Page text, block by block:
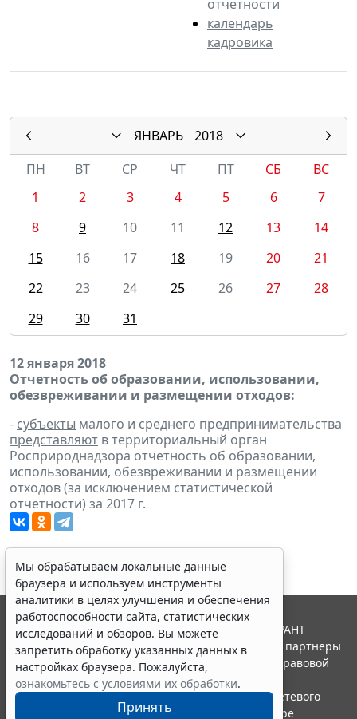
отчетности
календарь
кадровика
ЯНВАРЬ
2018
ПН
ВТ СР ЧТ ПТ СБ
ВС
1
2 3 4 5 6
7
8
9 10 11 12 13
14
15
16 17 18 19 20
21
22
23 24 25 26 27
28
29
30 31
12 января 2018
Отчетность об образовании, использовании,
обезвреживании и размещении отходов:
- субъекты малого и среднего предпринимательства
представляют в территориальный орган
Росприроднадзора отчетность об образовании,
использовании, обезвреживании и размещении
отходов (за исключением статистической
отчетности) за 2017 г.
Мы обрабатываем локальные данные
браузера и используем инструменты
аналитики в целях улучшения и обеспечения
работоспособности сайта, статистических
исследований и обзоров. Вы можете
запретить обработку указанных данных в
настройках браузера. Пожалуйста,
ознакомьтесь с условиями их обработки.
Принять
© ООО "НПП "ГАРАНТ-СЕРВИС", 2026. Система ГАРАНТ
выпускается с 1990 года. Компания "Гарант" и ее партнеры
являются участниками Российской ассоциации правовой
информации ГАРАНТ.
Портал ГАРАНТ.РУ зарегистрирован в качестве сетевого
издания Федеральной службой по надзору в сфере